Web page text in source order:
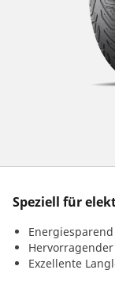
Speziell für
Energiesparend
Exzellente